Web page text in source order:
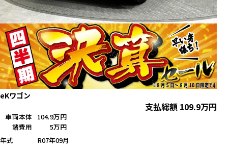
eKワゴン
支払総額 109.9万円
車両本体
104.9万円
諸費用
5万円
年式
R07年09月